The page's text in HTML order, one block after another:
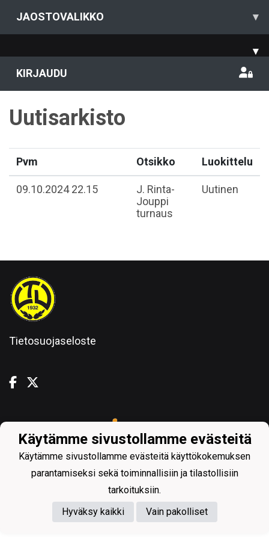
JAOSTOVALIKKO ▾
▾
KIRJAUDU
Uutisarkisto
Pvm Otsikko Luokittelu
09.10.2024 22.15
J. Rinta-
Jouppi
turnaus
Uutinen
Tietosuojaseloste
Käytämme sivustollamme evästeitä
Käytämme sivustollamme evästeitä käyttökokemuksen
parantamiseksi sekä toiminnallisiin ja tilastollisiin
tarkoituksiin.
Hyväksy kaikki
Vain pakolliset